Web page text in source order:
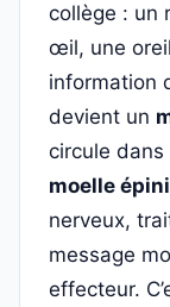
collège : un
œil, une
information
devient un
circule dans
moelle
nerveux,
message
effecteur.